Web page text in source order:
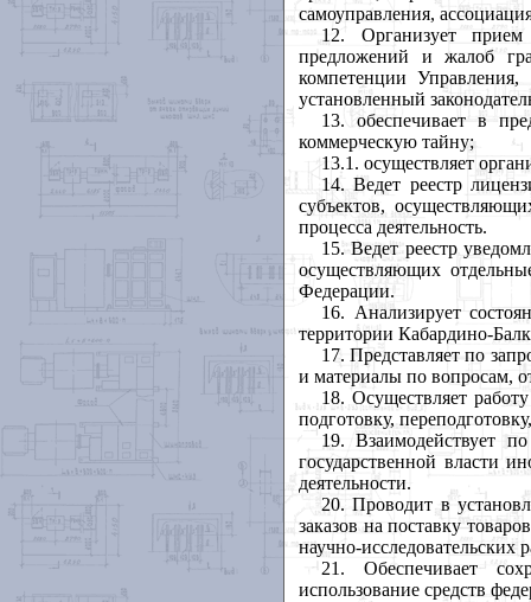
самоуправления,
12. Организует прием
предложений и жалоб
компетенции
установленный
13. обеспечивает в
коммерческую тайну;
13.1. осуществляет
14. Ведет реестр
субъектов,
процесса деятельность.
15. Ведет реестр
осуществляющих
Федерации.
16. Анализирует
территории Кабардино-
17. Представляет по
и материалы по вопросам,
18. Осуществляет
подготовку,
19. Взаимодействует
государственной власти
деятельности.
20. Проводит в
заказов на поставку
научно-исследовательских
21. Обеспечивает
использование средств